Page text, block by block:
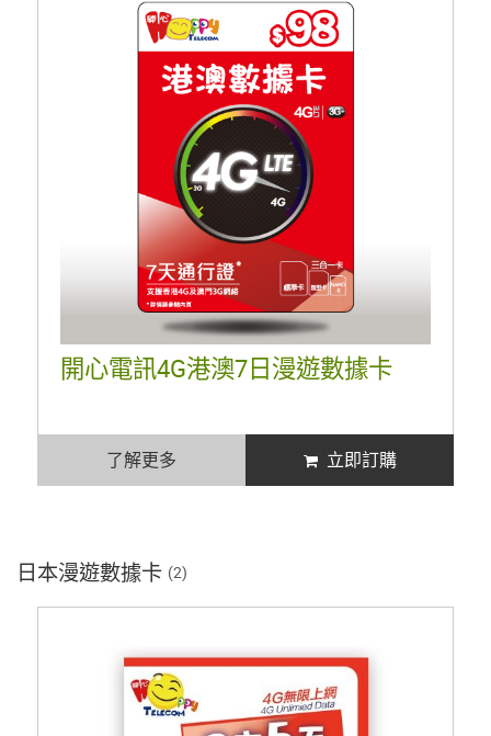
開心電訊4G港澳7日漫遊數據卡
了解更多 立即訂購
日本漫遊數據卡 (2)